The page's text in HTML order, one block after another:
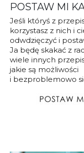
POSTAW MI
Jeśli któryś z
korzystasz z nich i
odwdzięczyć i
Ja będę skakać z
wiele innych
jakie są możliwości
i bezproblemowo